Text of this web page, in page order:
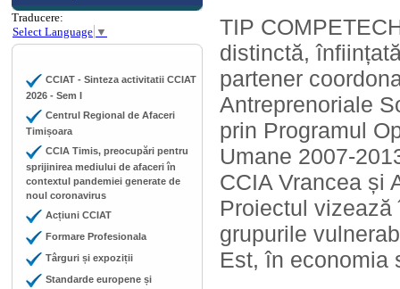
Traducere:
Select Language ▼
CCIAT - Sinteza activitatii CCIAT
2026 - Sem I
Centrul Regional de Afaceri
Timișoara
CCIA Timis, preocupări pentru
sprijinirea mediului de afaceri în
contextul pandemiei generate de
noul coronavirus
Acțiuni CCIAT
Formare Profesionala
Târguri și expoziții
Standarde europene și
TIP
distinctă,
partener
Antreprenoriale
prin Programul
Umane 2007-
CCIA Vrancea și
Proiectul
grupurile
Est, în economia